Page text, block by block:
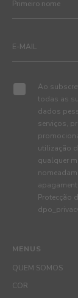
MENUS
QUEM SOMOS
COR
Ao
todas as
dados
serviços,
utilização
qualquer
Protecção